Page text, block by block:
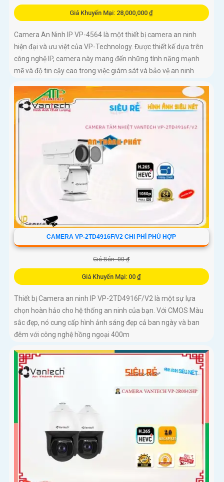
Giá Khuyến Mại: 28,000,000 ₫
Camera An Ninh IP VP-4564 là một thiết bị camera an ninh
hiện đại và ưu việt của VP-Technology. Được thiết kế dựa trên
công nghệ IP, camera này mang đến những tính năng mạnh
mẽ và độ tin cậy cao trong việc giám sát và bảo vệ an ninh
CAMERA VP-2TD4916F/V2 CHI PHÍ PHÙ HỢP
Giá Bán: 00 ₫
Giá Khuyến Mại: 00 ₫
Thiết bị Camera an ninh IP VP-2TD4916F/V2 là một sự lựa
chọn hoàn hảo cho hệ thống an ninh của bạn. Với CMOS Màu
sắc đẹp, nó cung cấp hình ảnh sáng đẹp cả ban ngày và ban
đêm với công nghệ hồng ngoại 400m